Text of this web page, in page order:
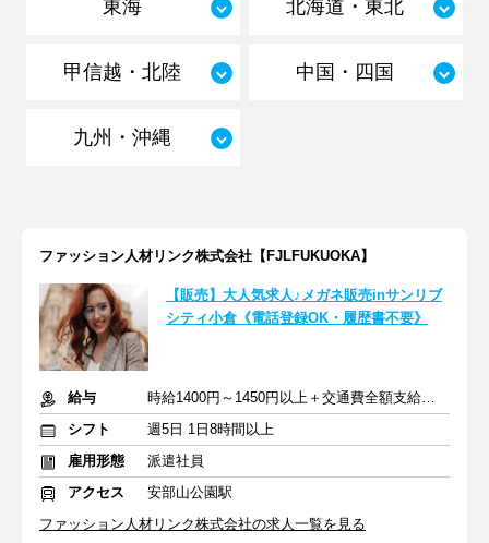
東海 北海道・東北
甲信越・北陸 中国・四国
九州・沖縄
ファッション人材リンク株式会社【FJLFUKUOKA】
【販売】大人気求人♪メガネ販売inサンリブ
シティ小倉《電話登録OK・履歴書不要》
給与
時給1400円～1450円以上＋交通費全額支給あり
シフト
週5日 1日8時間以上
雇用形態
派遣社員
アクセス
安部山公園駅
ファッション人材リンク株式会社の求人一覧を見る